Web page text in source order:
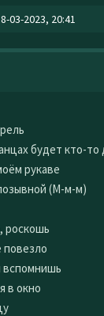
03-2023, 20:41
будет кто-то
рукаве
(М-м-м)
роскошь
повезло
вспомнишь
в окно